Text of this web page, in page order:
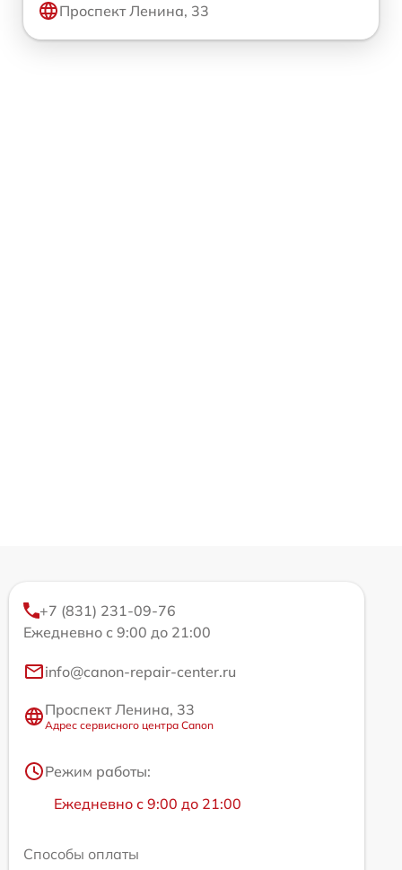
Проспект Ленина, 33
+7 (831) 231-09-76
Ежедневно с 9:00 до 21:00
info@canon-repair-center.ru
Проспект Ленина, 33
Адрес сервисного центра Canon
Режим работы:
Ежедневно с 9:00 до 21:00
Способы оплаты